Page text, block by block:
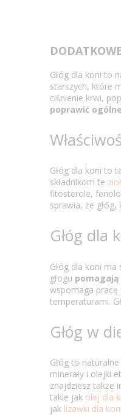
Głóg dla koni to
starszych, które
ciśnienie krwi,
poprawić
Głóg dla koni to
składnikom te
fitosterole,
sprawia, że
Głóg dla
Głóg dla koni
głogu
wspomaga
temperaturami.
Głóg w
Głóg to
minerały i olejki
znajdziesz także
takie jak olej dla
jak lizawki dla koni